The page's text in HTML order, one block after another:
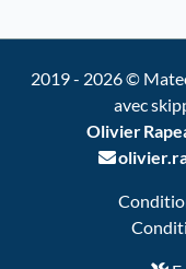
2019 - 2026 ©
avec
Olivier